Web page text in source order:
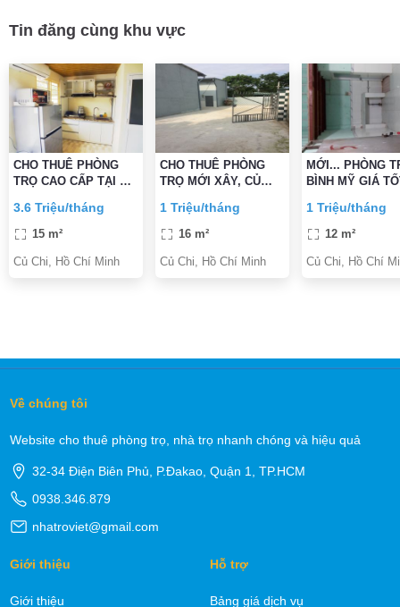
Tin đăng cùng khu vực
CHO THUÊ PHÒNG
TRỌ CAO CẤP TẠI CỦ
3.6 Triệu/tháng
15 m²
Củ Chi, Hồ Chí Minh
CHO THUÊ PHÒNG
TRỌ MỚI XÂY, CỦ
CHÍNH CHỦ
1 Triệu/tháng
16 m²
Củ Chi, Hồ Chí Minh
MỚI... PHÒNG
BÌNH MỸ GIÁ
1 Triệu/tháng
12 m²
Củ Chi, Hồ Chí
Về chúng tôi
Website cho thuê phòng trọ, nhà trọ nhanh chóng và hiệu quả
32-34 Điện Biên Phủ, P.Đakao, Quận 1, TP.HCM
0938.346.879
nhatroviet@gmail.com
Giới thiệu
Giới thiệu
Hỗ trợ
Bảng giá dịch vụ